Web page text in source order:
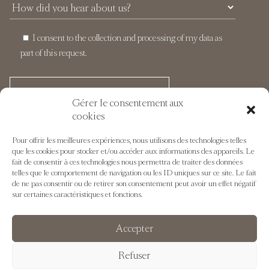
Gérer le consentement aux
cookies
Pour offrir les meilleures expériences, nous utilisons des technologies telles
que les cookies pour stocker et/ou accéder aux informations des appareils. Le
fait de consentir à ces technologies nous permettra de traiter des données
telles que le comportement de navigation ou les ID uniques sur ce site. Le fait
de ne pas consentir ou de retirer son consentement peut avoir un effet négatif
sur certaines caractéristiques et fonctions.
Accepter
Refuser
I consent to the collection and processing of my data as
part of this request.
reservations@domainesdechabran.com